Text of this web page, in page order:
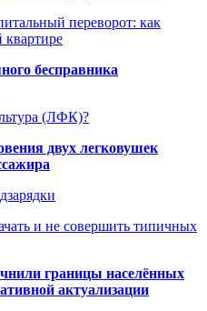
переворот: как
квартире
бесправника
(ЛФК)?
двух легковушек
и не совершить типичных
границы населённых
актуализации